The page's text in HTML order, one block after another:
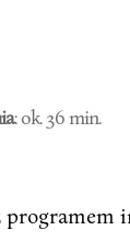
: ok. 36 min.
programem